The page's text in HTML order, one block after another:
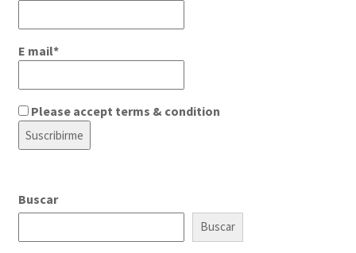
E mail*
Please accept terms & condition
Buscar
Buscar